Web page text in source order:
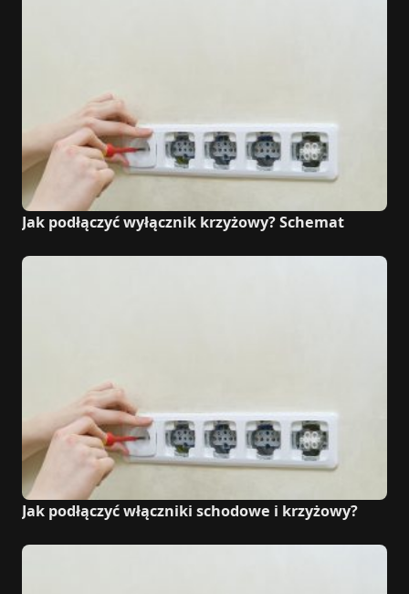
Jak podłączyć wyłącznik krzyżowy? Schemat
Jak podłączyć włączniki schodowe i krzyżowy?